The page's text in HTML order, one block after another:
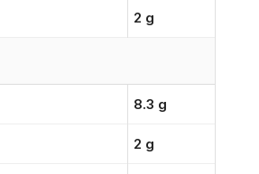
2 g
8.3 g
2 g